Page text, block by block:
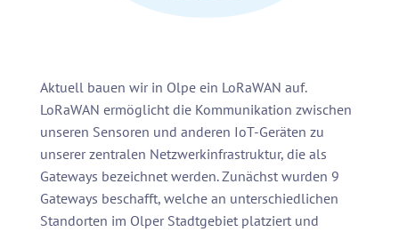
Aktuell bauen wir in Olpe ein LoRaWAN auf.
LoRaWAN ermöglicht die Kommunikation zwischen
unseren Sensoren und anderen IoT-Geräten zu
unserer zentralen Netzwerkinfrastruktur, die als
Gateways bezeichnet werden. Zunächst wurden 9
Gateways beschafft, welche an unterschiedlichen
Standorten im Olper Stadtgebiet platziert und